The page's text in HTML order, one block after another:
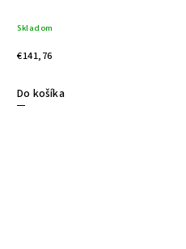
Skladom
€141,76
Do košíka